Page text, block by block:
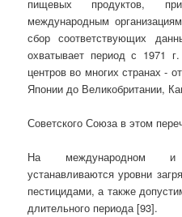
пищевых продуктов,
международным
сбор соответствующих
охватывает период с 1971
центров во многих странах -
Японии до Великобритании,
Советского Союза в этом
На международном и
устанавливаются уровни
пестицидами, а также
длительного периода [93].